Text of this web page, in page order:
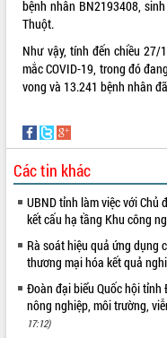
Khám bệnh, cấp phát thuốc miễn
và tặng quà người dân xã Cư Pui
Hội nghị UBND tỉnh Đắk Lắk
tháng 7/2026
Lễ truy tặng danh hiệu “Bà Mẹ
Nam Anh hùng” và trao Huân
Lao động
UBND tỉnh Đắk Lắk triển khai
vụ 6 tháng cuối năm 2026
ALBUM ẢNH
bệnh nhân BN2193408,
Thuột.
Như vậy, tính đến chiều
mắc COVID-19, trong đó
vong và 13.241 bệnh nhân
Các tin khác
UBND tỉnh làm việc với
kết cấu hạ tầng Khu công
Rà soát hiệu quả ứng dụng
thương mại hóa kết quả
Đoàn đại biểu Quốc hội
nông nghiệp, môi trường,
17:12)